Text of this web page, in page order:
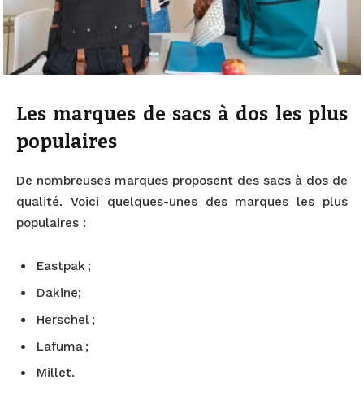
Les marques de sacs à dos les plus
populaires
De nombreuses marques proposent des sacs à dos de
qualité. Voici quelques-unes des marques les plus
populaires :
Eastpak ;
Dakine;
Herschel ;
Lafuma ;
Millet.